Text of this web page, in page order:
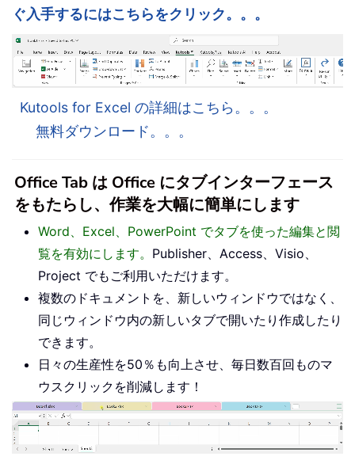
ぐ入手するにはこちらをクリック。。。
Kutools for Excel の詳細はこちら。。。
無料ダウンロード。。。
Office Tab は Office にタブインターフェース
をもたらし、作業を大幅に簡単にします
Word、Excel、PowerPoint でタブを使った編集と閲
覧を有効にします。 Publisher、Access、Visio、
Project でもご利用いただけます。
複数のドキュメントを、新しいウィンドウではなく、
同じウィンドウ内の新しいタブで開いたり作成したり
できます。
日々の生産性を50％も向上させ、毎日数百回ものマ
ウスクリックを削減します！